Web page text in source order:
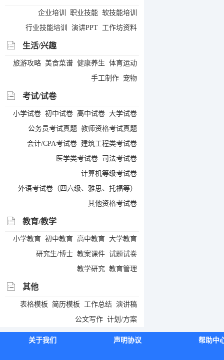
企业培训 职业技能 软技能培训
行业技能培训
演讲PPT 工作坊资料
生活/兴趣
旅游攻略 美食菜谱 健康养生 体育运动
手工制作 宠物
考试/试卷
小学试卷 初中试卷 高中试卷 大学试卷
公务员考试真题 教师资格考试真题
会计/CPA考试卷 建筑工程类考试卷
医学类考试卷 司法考试卷
计算机等级考试卷
外语考试卷（四六级、雅思、托福等）
其他资格考试卷
教育/教学
小学教育 初中教育 高中教育 大学教育
研究生/博士 教案课件 试题试卷
教学研究 教育管理
其他
表格模板 简历模板 工作总结 演讲稿
公文写作 计划/方案
关于我们 声明协议 帮助中